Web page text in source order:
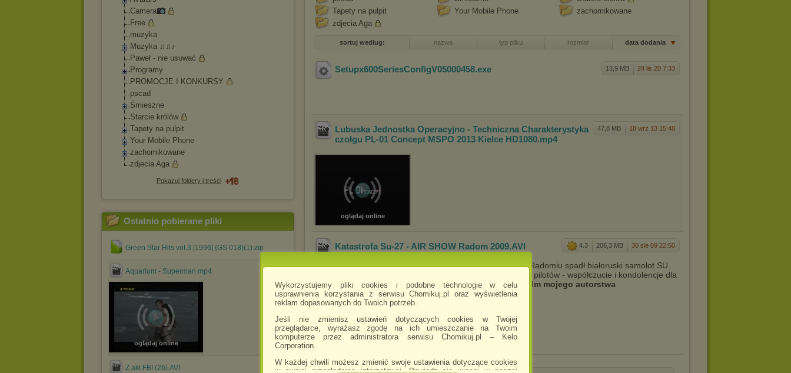
Wykorzystujemy pliki cookies i podobne technologie w celu
usprawnienia korzystania z serwisu Chomikuj.pl oraz wyświetlenia
reklam dopasowanych do Twoich potrzeb.
Jeśli nie zmienisz ustawień dotyczących cookies w Twojej
przeglądarce, wyrażasz zgodę na ich umieszczanie na Twoim
komputerze przez administratora serwisu Chomikuj.pl – Kelo
Corporation.
W każdej chwili możesz zmienić swoje ustawienia dotyczące cookies
w swojej przeglądarce internetowej. Dowiedz się więcej w naszej
Camera
Free
muzyka
Muzyka ♫♫♪
Paweł - nie usuwać
Programy
PROMOCJE I KONKURSY
pscad
Śmieszne
Starcie królów
Tapety na pulpit
Your Mobile Phone
zachomikowane
zdjecia Aga
Pokazuj foldery i treści
Ostatnio pobierane pliki
Green Star Hits vol.3 [1996] {GS 018}(1).zip
Aquarium - Superman.mp4
oglądaj online
Z akt FBI (26).AVI
Tapety na pulpit
Your Mobile Phone
zachomikowane
zdjecia Aga
sortuj według: nazwa typ pliku rozmiar data dodania
13,9 MB 24 lis 20 7:33
Setupx600SeriesConfigV05000458.exe
47,8 MB 18 wrz 13 15:48
Lubuska Jednostka Operacyjno - Techniczna Charakterystyka
czołgu PL-01 Concept MSPO 2013 Kielce HD1080.mp4
oglądaj online
4.3 206,3 MB 30 sie 09 22:50
Katastrofa Su-27 - AIR SHOW Radom 2009.AVI
Podczas pokazów Air Show w Radomiu spadł białoruski samolot SU
27. Zginęło dwóch białoruskich pilotów - współczucie i kondolencje dla
rodzin pilotów i najbliższych.
Film mojego autorstwa